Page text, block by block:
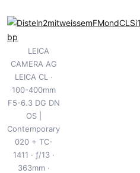
LEICA
CAMERA AG
LEICA CL
100-400mm
F5-6.3 DG DN
OS |
Contemporary
020 + TC-
1411
ƒ/13
363mm